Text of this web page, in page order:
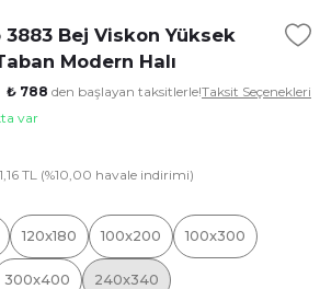
3883 Bej Viskon Yüksek
Modern Halı
₺ 788 den başlayan taksitlerle!Taksit Seçenekleri
var
TL (%10,00 havale indirimi)
120x180 100x200 100x300
300x400
240x340